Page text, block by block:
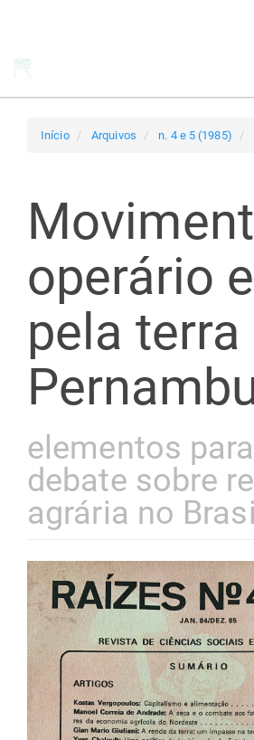
Início Arquivos n. 4 e 5 (1985)
operário
pela terra
elementos
debate sobre
agrária no
Barra
lateral
de
artigos